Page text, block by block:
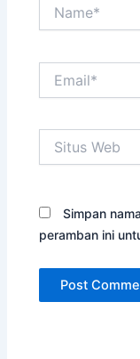
Web
Simpan
peramban ini